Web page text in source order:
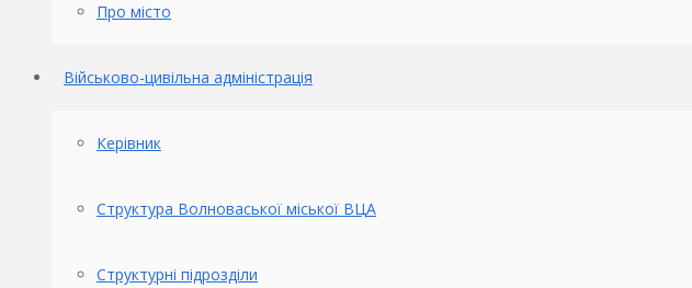
Про місто
Військово-цивільна адміністрація
Керівник
Структура Волноваської міської ВЦА
Структурні підрозділи